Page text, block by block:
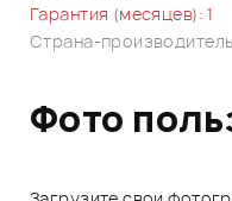
Гарантия (месяцев): 1
Страна-
Фото